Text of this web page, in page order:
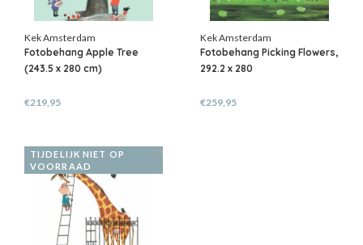
Kek Amsterdam
Fotobehang Apple Tree
(243.5 x 280 cm)
€219,95
Kek Amsterdam
Fotobehang Picking Flowers,
292.2 x 280
€259,95
TIJDELIJK NIET OP
VOORRAAD